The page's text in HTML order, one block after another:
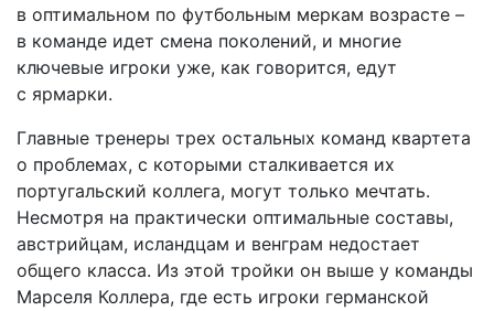
в оптимальном по футбольным меркам возрасте –
в команде идет смена поколений, и многие
ключевые игроки уже, как говорится, едут
с ярмарки.
Главные тренеры трех остальных команд квартета
о проблемах, с которыми сталкивается их
португальский коллега, могут только мечтать.
Несмотря на практически оптимальные составы,
австрийцам, исландцам и венграм недостает
общего класса. Из этой тройки он выше у команды
Марселя Коллера, где есть игроки германской